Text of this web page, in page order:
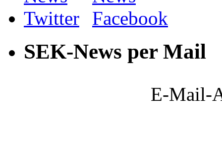
SEK-News per Mail
E-Mail-